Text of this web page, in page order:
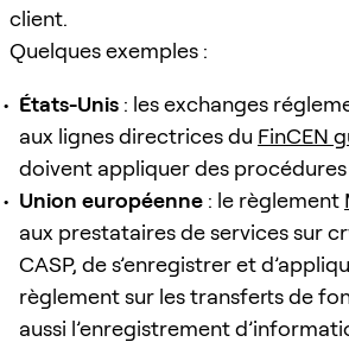
client.
Quelques exemples :
États-Unis : les exchanges
aux lignes directrices du FinCEN
doivent appliquer des procédures
Union européenne : le règlement
aux prestataires de services sur
CASP, de s’enregistrer et
règlement sur les transferts de
aussi l’enregistrement